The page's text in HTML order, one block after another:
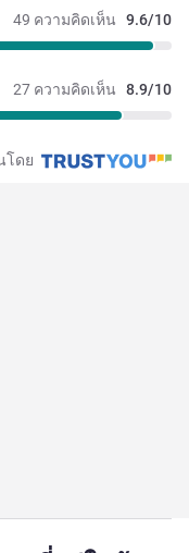
49 ความคิดเห็น 9.6/10
27 ความคิดเห็น 8.9/10
โดย